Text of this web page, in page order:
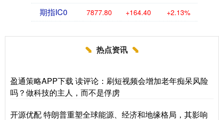
期指IC0 7877.80 +164.40 +2.13%
热点资讯
盈通策略APP下载 读评论：刷短视频会增加老年痴呆风险
吗？做科技的主人，而不是俘虏
开源优配 特朗普重塑全球能源、经济和地缘格局，其影响